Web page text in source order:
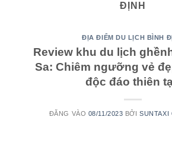
ĐỊNH
ĐỊA ĐIỂM DU LỊCH BÌNH
Review khu du lịch
Sa: Chiêm ngưỡng vẻ
độc đáo thiên
ĐĂNG VÀO 08/11/2023 BỞISUNTAXI